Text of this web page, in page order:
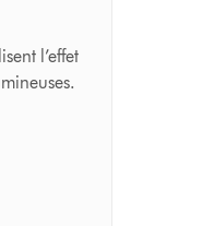
l’effet